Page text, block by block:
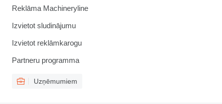
Reklāma Machineryline
Izvietot sludinājumu
Izvietot reklāmkarogu
Partneru programma
Uzņēmumiem